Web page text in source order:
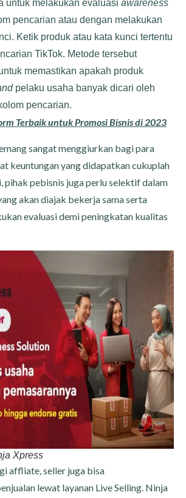
untuk melakukan evaluasi awareness
pencarian atau dengan melakukan
Ketik produk atau kata kunci tertentu
TikTok. Metode tersebut
memastikan apakah produk
pelaku usaha banyak dicari oleh
pencarian.
Terbaik untuk Promosi Bisnis di 2023
sangat menggiurkan bagi para
keuntungan yang didapatkan cukuplah
pihak pebisnis juga perlu selektif dalam
akan diajak bekerja sama serta
evaluasi demi peningkatan kualitas
Xpress
affliate, seller juga bisa
lewat layanan Live Selling. Ninja